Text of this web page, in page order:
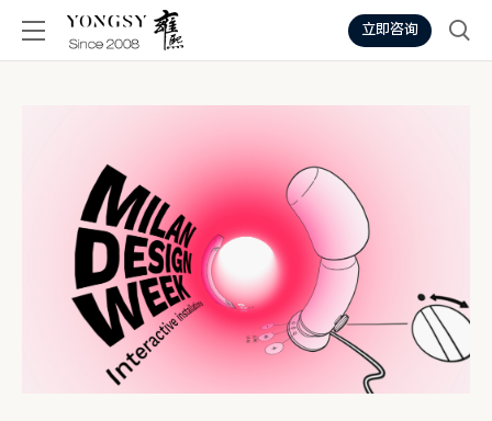
立即咨询